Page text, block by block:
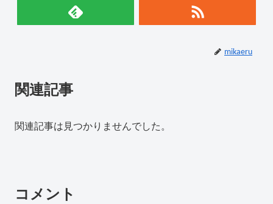
mikaeru
関連記事
関連記事は見つかりませんでした。
コメント